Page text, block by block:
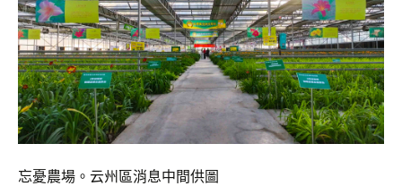
忘憂農場。云州區消息中間供圖